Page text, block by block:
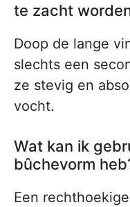
te zacht
Doop de lange
slechts een
ze stevig en
vocht.
Wat kan ik
bûchevorm
Een